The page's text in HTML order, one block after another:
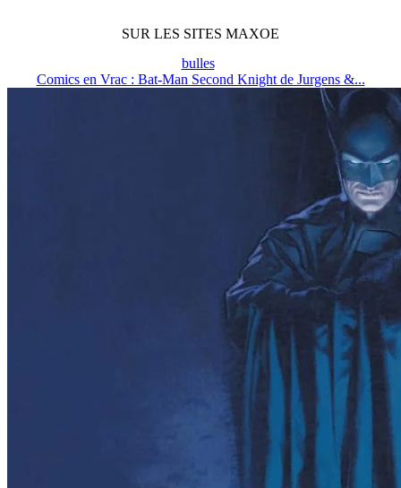
SUR LES SITES MAXOE
bulles
Comics en Vrac : Bat-Man Second Knight de Jurgens &...